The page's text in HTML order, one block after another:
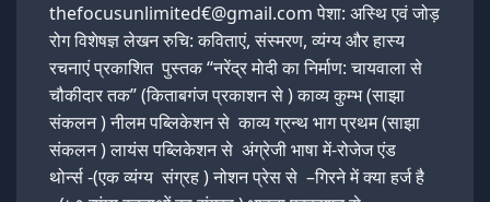
thefocusunlimited€@gmail.com पेशा: अस्थि एवं जोड़
रोग विशेषज्ञ लेखन रुचि: कविताएं, संस्मरण, व्यंग्य और हास्य
रचनाएं प्रकाशित पुस्तक “नरेंद्र मोदी का निर्माण: चायवाला से
चौकीदार तक” (किताबगंज प्रकाशन से ) काव्य कुम्भ (साझा
संकलन ) नीलम पब्लिकेशन से काव्य ग्रन्थ भाग प्रथम (साझा
संकलन ) लायंस पब्लिकेशन से अंग्रेजी भाषा में-रोजेज एंड
थोर्न्स -(एक व्यंग्य संग्रह ) नोशन प्रेस से –गिरने में क्या हर्ज है